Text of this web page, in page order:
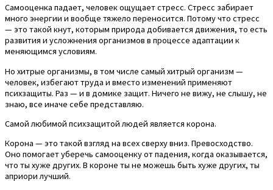
Самооценка падает, человек ощущает стресс. Стресс забирает
много энергии и вообще тяжело переносится. Потому что стресс
— это такой кнут, которым природа добивается движения, то есть
развития и усложнения организмов в процессе адаптации к
меняющимся условиям.
Но хитрые организмы, в том числе самый хитрый организм —
человек, избегают труда и вместо изменений применяют
психзащиты. Раз — и в домике защит. Ничего не вижу, не слышу, не
знаю, все иначе себе представляю.
Самой любимой психзащитой людей является корона.
Корона — это такой взгляд на всех сверху вниз. Превосходство.
Оно помогает уберечь самооценку от падения, когда оказывается,
что ты хуже других. В короне ты не можешь быть хуже других, ты
априори лучший.